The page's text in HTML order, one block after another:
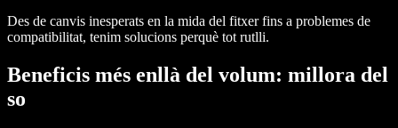
Des de canvis inesperats en la mida del fitxer fins a problemes de
compatibilitat, tenim solucions perquè tot rutlli.
Beneficis més enllà del volum: millora del
so